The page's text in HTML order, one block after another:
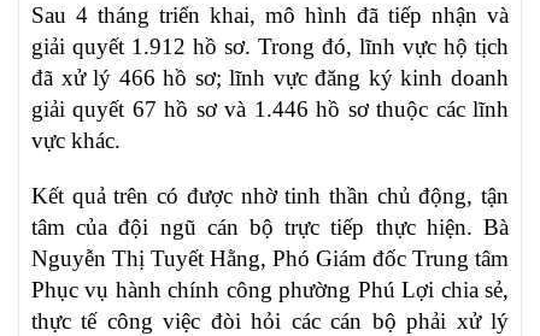
Sau 4 tháng triển khai, mô hình đã tiếp nhận và
giải quyết 1.912 hồ sơ. Trong đó, lĩnh vực hộ tịch
đã xử lý 466 hồ sơ; lĩnh vực đăng ký kinh doanh
giải quyết 67 hồ sơ và 1.446 hồ sơ thuộc các lĩnh
vực khác.
Kết quả trên có được nhờ tinh thần chủ động, tận
tâm của đội ngũ cán bộ trực tiếp thực hiện. Bà
Nguyễn Thị Tuyết Hằng, Phó Giám đốc Trung tâm
Phục vụ hành chính công phường Phú Lợi chia sẻ,
thực tế công việc đòi hỏi các cán bộ phải xử lý